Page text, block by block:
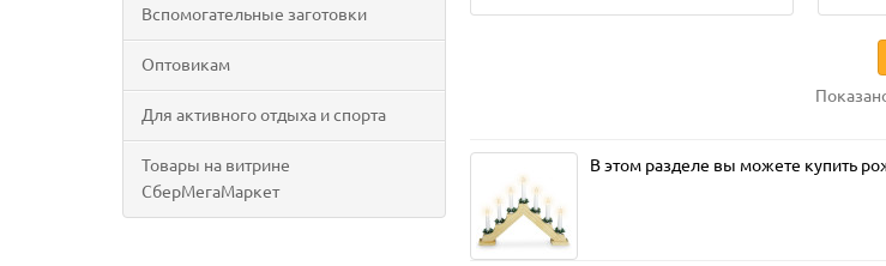
Вспомогательные заготовки
Оптовикам
Для активного отдыха и спорта
Товары на витрине
СберМегаМаркет
В этом разделе вы можете купить